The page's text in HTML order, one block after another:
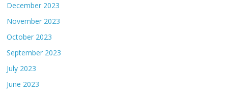
December 2023
November 2023
October 2023
September 2023
July 2023
June 2023